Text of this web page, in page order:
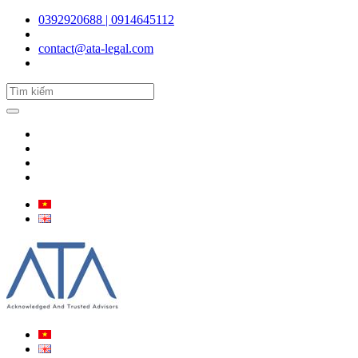
0392920688 | 0914645112
contact@ata-legal.com